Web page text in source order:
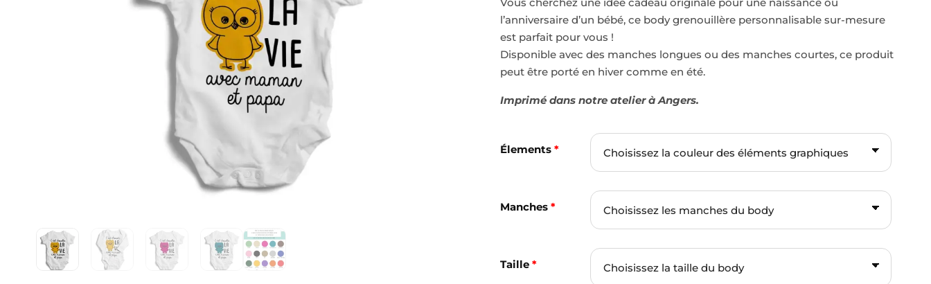
l’anniversaire d’un bébé, ce body grenouillère personnalisable sur-mesure
est parfait pour vous !
Disponible avec des manches longues ou des manches courtes, ce produit
peut être porté en hiver comme en été.
Imprimé dans notre atelier à Angers.
Élements *
Manches *
Taille *